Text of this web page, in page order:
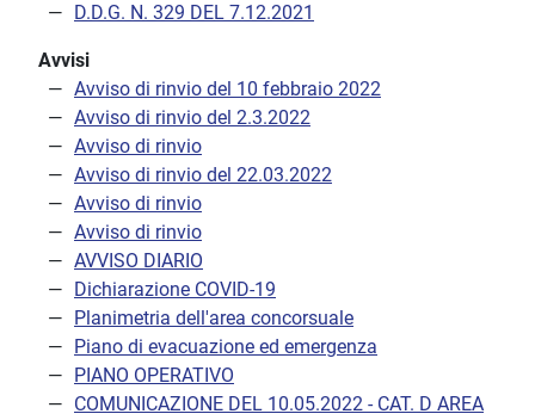
D.D.G. N. 329 DEL 7.12.2021
Avvisi
Avviso di rinvio del 10 febbraio 2022
Avviso di rinvio del 2.3.2022
Avviso di rinvio
Avviso di rinvio del 22.03.2022
Avviso di rinvio
Avviso di rinvio
AVVISO DIARIO
Dichiarazione COVID-19
Planimetria dell'area concorsuale
Piano di evacuazione ed emergenza
PIANO OPERATIVO
COMUNICAZIONE DEL 10.05.2022 - CAT. D AREA